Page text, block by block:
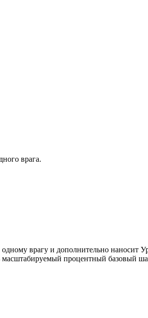
врага.
врагу и дополнительно наносит
процентный базовый